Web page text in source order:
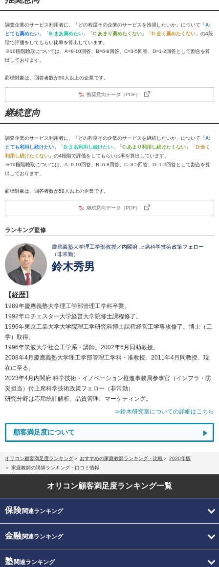
調査企業のサービス利用者に、「どの程度その企業のサービスを推奨したいか」について「A:
とても薦めたい 」「B:まあ薦めたい 」「C:あまり薦めたくない 」「D:全く薦めたくない 」の4段
階で評価をしてもらい比率を算出しています。
※10段階聴取については、A=9-10回答、B=6-8回答、C=3-5回答、D=1-2回答として割合を算
出しております。
商標対象は、回答者数が50人以上の企業です。
推奨意向データ（PDF）
継続意向
調査企業のサービス利用者に、「どの程度その企業のサービスを継続したいか」について「A:
とても利用し続けたい 」「B:まあ利用し続けたい 」「C:あまり利用し続けたくない 」「D:全く
利用し続けたくない 」の4段階で評価をしてもらい比率を算出しています。
※10段階聴取については、A=9-10回答、B=6-8回答、C=3-5回答、D=1-2回答として割合を算
出しております。
商標対象は、回答者数が50人以上の企業です。
継続意向データ（PDF）
ランキング監修
慶應義塾大学理工学部教授／内閣府 上席科学技術政策フェロー
（非常勤）
鈴木秀男
【経歴】
1989年慶應義塾大学理工学部管理工学科卒業。
1992年ロチェスター大学経営大学院修士課程修了。
1996年東京工業大学大学院理工学研究科博士課程経営工学専攻修了。博士（工
学）取得。
1996年筑波大学社会工学系・講師。2002年6月同助教授。
2008年4月慶應義塾大学理工学部管理工学科・准教授。2011年4月同教授、現
在に至る。
2023年4月内閣府 科学技術・イノベーション推進事務局参事官（インフラ・防
災担当）付上席科学技術政策フェロー（非常勤）
研究分野は応用統計解析、品質管理、マーケティング。
≫鈴木研究室についての詳細はこちら
顧客満足度について
オリコン顧客満足度ランキング おすすめの家庭教師ランキング・比較
2020年版
家庭教師の講師ランキング・口コミ情報
オリコン顧客満足度ランキング一覧
保険関連ランキング
金融関連ランキング
塾関連ランキング